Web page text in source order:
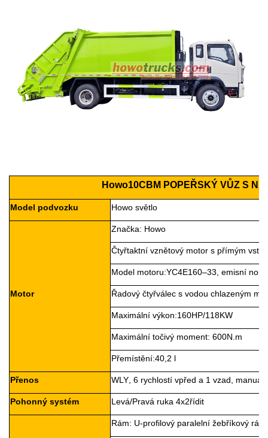
Howo10CBM POPEŘSKÝ VŮZ S
Model podvozku Howo světlo
Motor
Značka: Howo
Čtyřtaktní vznětový motor s přímým
Model motoru:YC4E160–33 , emisní
Řadový čtyřválec s vodou chlazeným
Maximální výkon:160HP/1 18KW
Maximální točivý moment: 600N m
Přemístění:40,2 l
Přenos WLY , 6 rychlostí vpřed a 1 vzad,
Pohonný systém Levá/Pravá ruka 4x2řídit
Rám: U-profilový paralelní žebříkový